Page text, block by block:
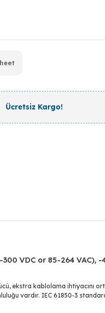
Ücretsiz Kargo!
VDC or 85-264 VAC), -
ekstra kablolama ihtiyacını
vardır. IEC 61850-3